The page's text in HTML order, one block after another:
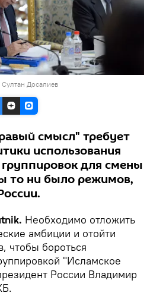
Досалиев
смысл" требует
использования
для смены
то ни было режимов,
Необходимо отложить
амбиции и отойти
чтобы бороться
"Исламское
России Владимир